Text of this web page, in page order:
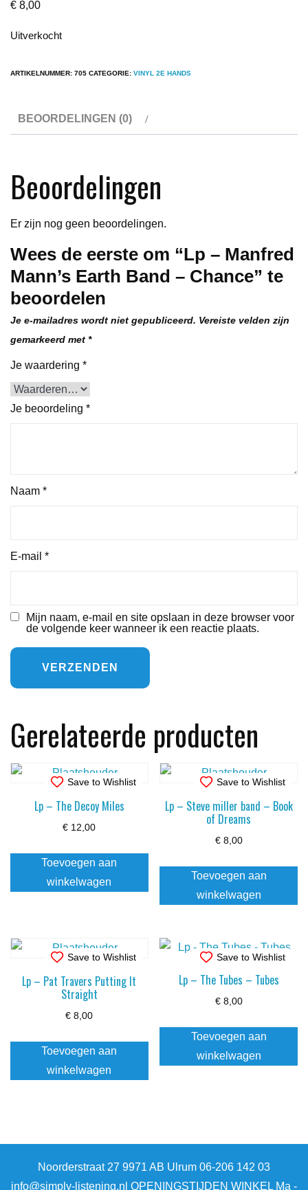
€ 8,00
Uitverkocht
ARTIKELNUMMER: 705 CATEGORIE: VINYL 2E HANDS
BEOORDELINGEN (0)
Beoordelingen
Er zijn nog geen beoordelingen.
Wees de eerste om “Lp – Manfred
Mann’s Earth Band – Chance” te
beoordelen
Je e-mailadres wordt niet gepubliceerd. Vereiste velden zijn
gemarkeerd met *
Je waardering *
Je beoordeling *
Naam *
E-mail *
Mijn naam, e-mail en site opslaan in deze browser voor
de volgende keer wanneer ik een reactie plaats.
Gerelateerde producten
Save to Wishlist
Lp – The Decoy Miles
€ 12,00
Toevoegen aan
winkelwagen
Save to Wishlist
Lp – Steve miller band – Book
of Dreams
€8,00
Toevoegen aan
winkelwagen
Save to Wishlist
Lp – Pat Travers Putting It
Straight
€ 8,00
Toevoegen aan
winkelwagen
Save to Wishlist
Lp – The Tubes – Tubes
€8,00
Toevoegen aan
winkelwagen
Noorderstraat 27 9971 AB Ulrum 06-206 142 03
info@simply-listening.nl OPENINGSTIJDEN WINKEL Ma -